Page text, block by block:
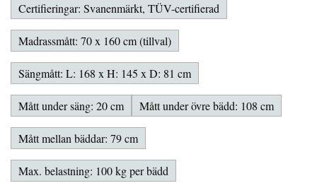
Certifieringar: Svanenmärkt, TÜV-certifierad
Madrassmått: 70 x 160 cm (tillval)
Sängmått: L: 168 x H: 145 x D: 81 cm
Mått under säng: 20 cm Mått under övre bädd: 108 cm
Mått mellan bäddar: 79 cm
Max. belastning: 100 kg per bädd